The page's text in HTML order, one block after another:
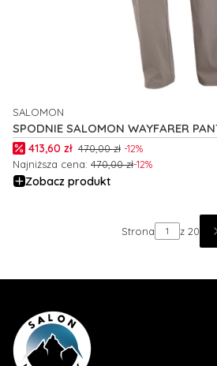
SPODNIE SALOMON WAYFARER
PRODUCENT
SALOMON
Cena promocyjna
413,60 zł 470,00 zł -12%
Najniższa cena: 470,00 zł-12%
Zobacz produkt
Strona z 20